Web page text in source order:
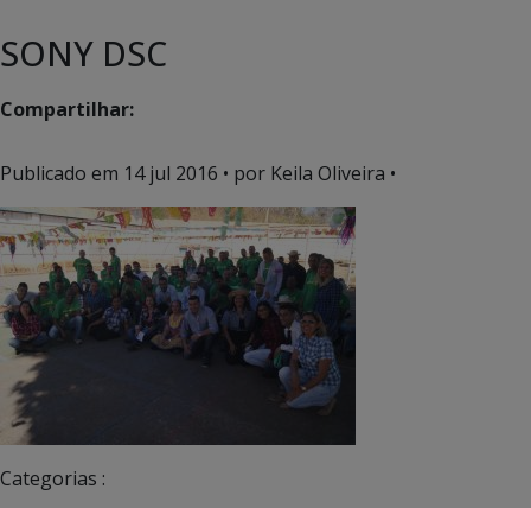
SONY DSC
Compartilhar:
Publicado em 14 jul 2016 • por Keila Oliveira •
Categorias :